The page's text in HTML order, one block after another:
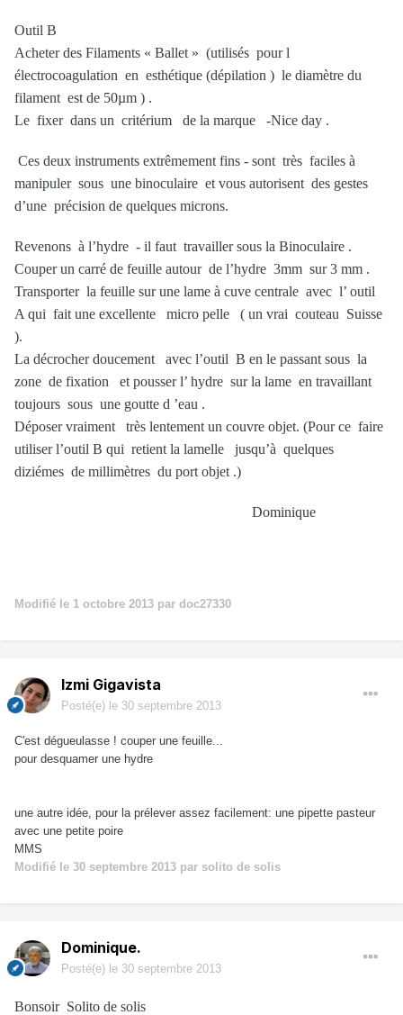
Outil B
Acheter des Filaments « Ballet » (utilisés pour l
électrocoagulation en esthétique (dépilation ) le diamètre du
filament est de 50µm ) .
Le fixer dans un critérium de la marque -Nice day .
Ces deux instruments extrêmement fins - sont très faciles à
manipuler sous une binoculaire et vous autorisent des gestes
d’une précision de quelques microns.
Revenons à l’hydre - il faut travailler sous la Binoculaire .
Couper un carré de feuille autour de l’hydre 3mm sur 3 mm .
Transporter la feuille sur une lame à cuve centrale avec l’ outil
A qui fait une excellente micro pelle ( un vrai couteau Suisse
).
La décrocher doucement avec l’outil B en le passant sous la
zone de fixation et pousser l’ hydre sur la lame en travaillant
toujours sous une goutte d ’eau .
Déposer vraiment très lentement un couvre objet. (Pour ce faire
utiliser l’outil B qui retient la lamelle jusqu’à quelques
diziémes de millimètres du port objet .)
Dominique
Modifié le 1 octobre 2013 par doc27330
Izmi Gigavista
Posté(e) le 30 septembre 2013
C'est dégueulasse ! couper une feuille...
pour desquamer une hydre
une autre idée, pour la prélever assez facilement: une pipette pasteur
avec une petite poire
MMS
Modifié le 30 septembre 2013 par solito de solis
Dominique.
Posté(e) le 30 septembre 2013
Bonsoir Solito de solis